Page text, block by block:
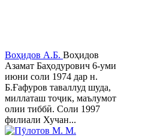
Воҳидов А.Б. Воҳидов
Азамат Баҳодурович 6-уми
июни соли 1974 дар н.
Б.Ғафуров таваллуд шуда,
миллаташ тоҷик, маълумот
олии тиббӣ. Соли 1997
филиали Хучан...